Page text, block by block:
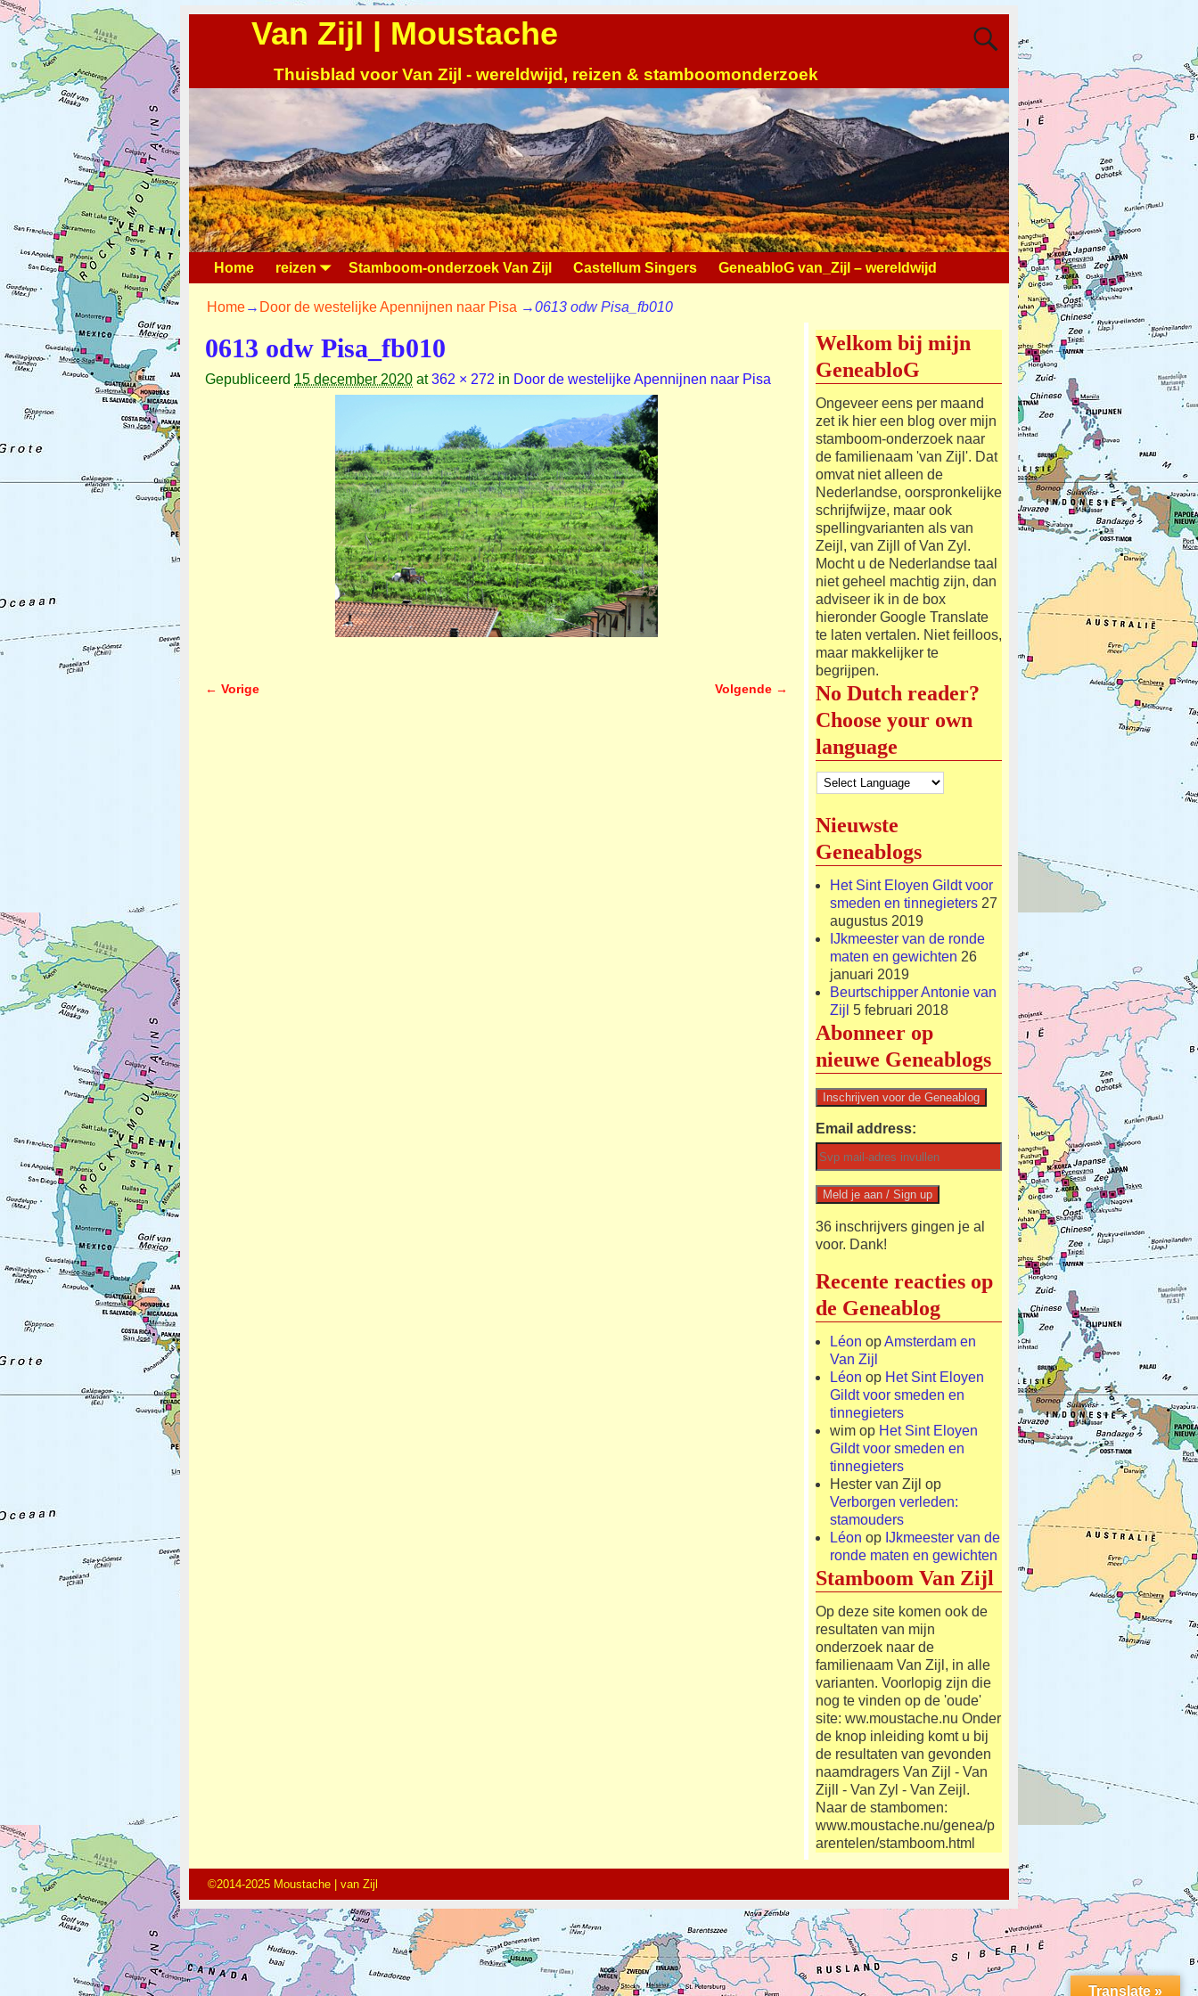
Van Zijl | Moustache
Thuisblad voor Van Zijl - wereldwijd, reizen & stamboomonderzoek
Home reizen Stamboom-onderzoek Van Zijl Castellum Singers GeneabloG van_Zijl – wereldwijd
Home→ Door de westelijke Apennijnen naar Pisa →0613 odw Pisa_fb010
0613 odw Pisa_fb010
Gepubliceerd 15 december 2020 at362 × 272 in Door de westelijke Apennijnen naar Pisa
← Vorige Volgende →
Welkom bij mijn
GeneabloG
Ongeveer eens per maand
zet ik hier een blog over mijn
stamboom-onderzoek naar
de familienaam 'van Zijl'. Dat
omvat niet alleen de
Nederlandse, oorspronkelijke
schrijfwijze, maar ook
spellingvarianten als van
Zeijl, van Zijll of Van Zyl.
Mocht u de Nederlandse taal
niet geheel machtig zijn, dan
adviseer ik in de box
hieronder Google Translate
te laten vertalen. Niet feilloos,
maar makkelijker te
begrijpen.
No Dutch reader?
Choose your own
language
Nieuwste
Geneablogs
Het Sint Eloyen Gildt voor
smeden en tinnegieters 27
augustus 2019
IJkmeester van de ronde
maten en gewichten 26
januari 2019
Beurtschipper Antonie van
Zijl 5 februari 2018
Abonneer op
nieuwe Geneablogs
Email address:
36 inschrijvers gingen je al
voor. Dank!
Recente reacties op
de Geneablog
Léon opAmsterdam en
Van Zijl
Léon op Het Sint Eloyen
Gildt voor smeden en
tinnegieters
wim op Het Sint Eloyen
Gildt voor smeden en
tinnegieters
Hester van Zijl op
Verborgen verleden:
stamouders
Léon op IJkmeester van de
ronde maten en gewichten
Stamboom Van Zijl
Op deze site komen ook de
resultaten van mijn
onderzoek naar de
familienaam Van Zijl, in alle
varianten. Voorlopig zijn die
nog te vinden op de 'oude'
site: ww.moustache.nu Onder
de knop inleiding komt u bij
de resultaten van gevonden
naamdragers Van Zijl - Van
Zijll - Van Zyl - Van Zeijl.
Naar de stambomen:
www.moustache.nu/genea/p
arentelen/stamboom.html
©2014-2025 Moustache | van Zijl
Translate »